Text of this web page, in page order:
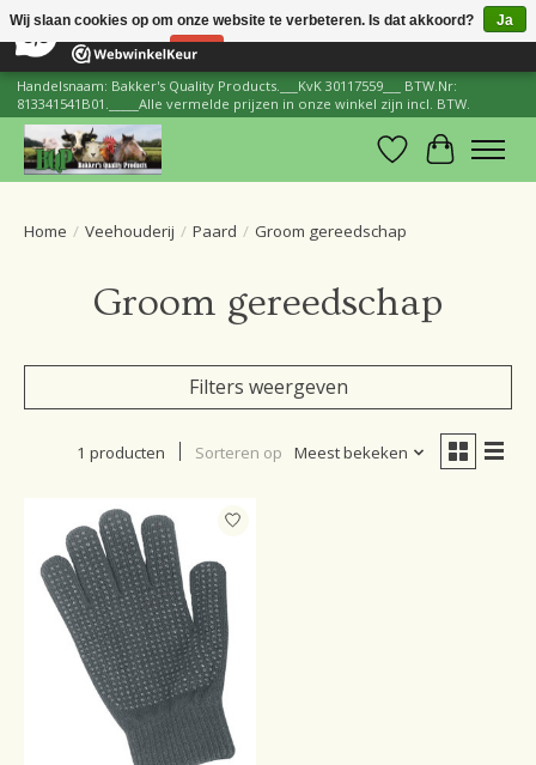
206 Reviews ×
Handelsnaam: Bakker's Quality Products.___KvK 30117559___ BTW.Nr:
813341541B01._____Alle vermelde prijzen in onze winkel zijn incl. BTW.
Verlanglijst
Home / Veehouderij / Paard / Groom gereedschap
Groom gereedschap
Filters weergeven
1 producten Sorteren op Meest bekeken
Wij slaan cookies op om onze website te verbeteren. Is dat akkoord?
Ja
Nee